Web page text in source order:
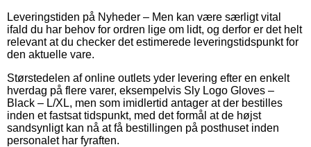
Leveringstiden på Nyheder – Men kan være særligt vital
ifald du har behov for ordren lige om lidt, og derfor er det helt
relevant at du checker det estimerede leveringstidspunkt for
den aktuelle vare.
Størstedelen af online outlets yder levering efter en enkelt
hverdag på flere varer, eksempelvis Sly Logo Gloves –
Black – L/XL, men som imidlertid antager at der bestilles
inden et fastsat tidspunkt, med det formål at de højst
sandsynligt kan nå at få bestillingen på posthuset inden
personalet har fyraften.